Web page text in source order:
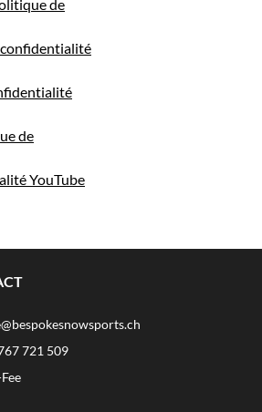
de
de
YouTube
721 509